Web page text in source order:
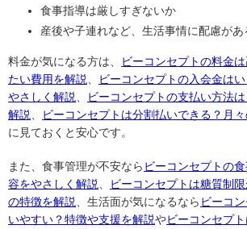
食事指導は厳しすぎないか
産後や子連れなど、生活事情に配慮があ
料金が気になる方は、
ビーコンセプトの料金
たい費用を解説
ビーコンセプトの入会金は
やさしく解説
ビーコンセプトの支払い方法
解説
ビーコンセプトは分割払いできる？月
に見ておくと安心です。
また、食事管理が不安なら ビーコンセプトの
容をやさしく解説
ビーコンセプトは糖質制
の特徴を解説
、生活面が気になるなら ビーコ
いやすい？特徴や支援を解説やビーコンセプ